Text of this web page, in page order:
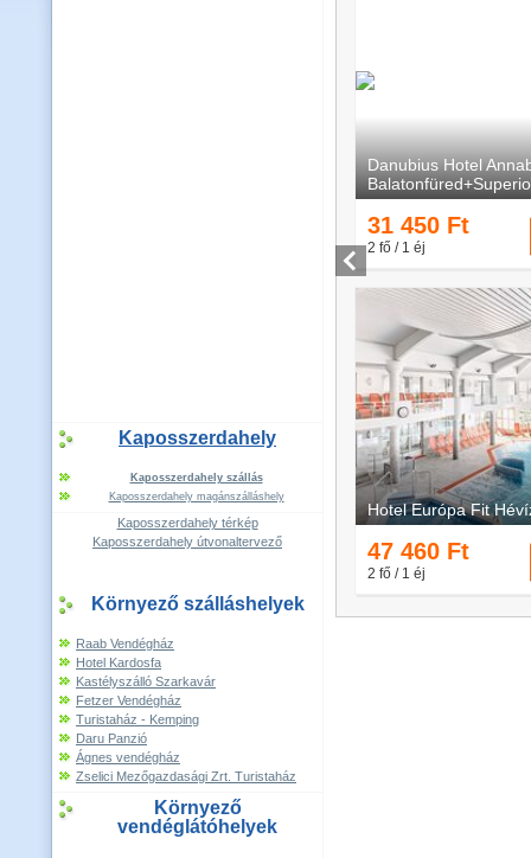
Kaposszerdahely
Kaposszerdahely szállás
Kaposszerdahely magánszálláshely
Kaposszerdahely térkép
Kaposszerdahely útvonaltervező
Környező szálláshelyek
Raab Vendégház
Hotel Kardosfa
Kastélyszálló Szarkavár
Fetzer Vendégház
Turistaház - Kemping
Daru Panzió
Ágnes vendégház
Zselici Mezőgazdasági Zrt. Turistaház
Környező
vendéglátóhelyek